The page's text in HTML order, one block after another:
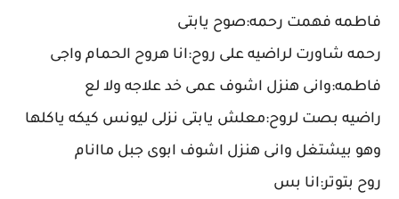
فاطمه فهمت رحمه:صوح يابتى
رحمه شاورت لراضيه على روح:انا هروح الحمام واجى
فاطمه:وانى هنزل اشوف عمى خد علاجه ولا لع
راضيه بصت لروح:معلش يابتى نزلى ليونس كيكه ياكلها
وهو بيشتغل وانى هنزل اشوف ابوى جبل ماانام
روح بتوتر:انا بس